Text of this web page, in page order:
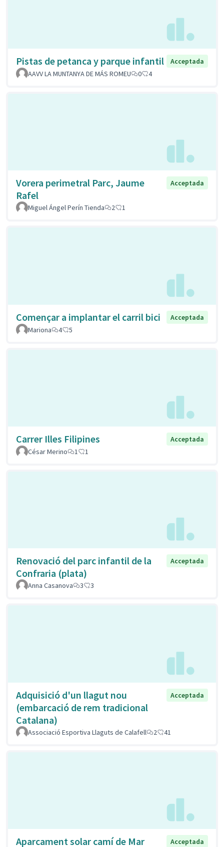
Pistas de petanca y parque infantil
Acceptada
AAVV LA MUNTANYA DE MÁS ROMEU
0 4
Vorera perimetral Parc, Jaume
Rafel
Acceptada
Miguel Ángel Perín Tienda 2 1
Començar a implantar el carril bici
Acceptada
Mariona
4 5
Carrer Illes Filipines
Acceptada
César Merino
1 1
Renovació del parc infantil de la
Confraria (plata)
Acceptada
Anna Casanova 3 3
Adquisició d'un llagut nou
(embarcació de rem tradicional
Catalana)
Acceptada
Associació Esportiva Llaguts de Calafell 2 41
Aparcament solar camí de Mar Acceptada